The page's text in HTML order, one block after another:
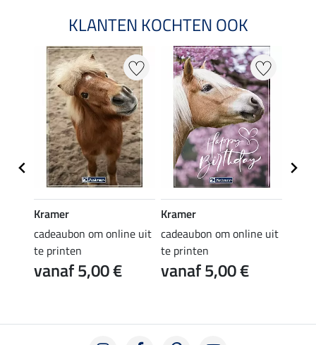
KLANTEN KOCHTEN OOK
Kramer
cadeaubon om online uit
te printen
vanaf 5,00 €
Kramer
cadeaubon om online uit
te printen
vanaf 5,00 €